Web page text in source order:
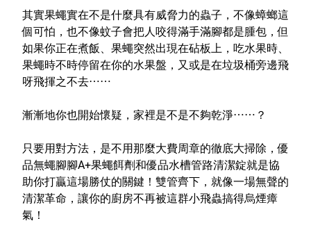
其實果蠅實在不是什麼具有威脅力的蟲子，不像蟑螂這
個可怕，也不像蚊子會把人咬得滿手滿腳都是腫包，但
如果你正在煮飯、果蠅突然出現在砧板上，吃水果時、
果蠅時不時停留在你的水果盤，又或是在垃圾桶旁邊飛
呀飛揮之不去⋯⋯
漸漸地你也開始懷疑，家裡是不是不夠乾淨⋯⋯？
只要用對方法，是不用那麼大費周章的徹底大掃除，優
品無蠅腳腳A+果蠅餌劑和優品水槽管路清潔錠就是協
助你打贏這場勝仗的關鍵！雙管齊下，就像一場無聲的
清潔革命，讓你的廚房不再被這群小飛蟲搞得烏煙瘴
氣！